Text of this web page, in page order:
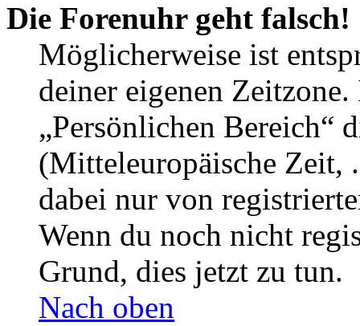
Die Forenuhr geht falsch!
Möglicherweise ist
deiner eigenen
„Persönlichen Bereich“
(Mitteleuropäische Zeit,
dabei nur von
Wenn du noch nicht
Grund, dies jetzt zu tun.
Nach oben